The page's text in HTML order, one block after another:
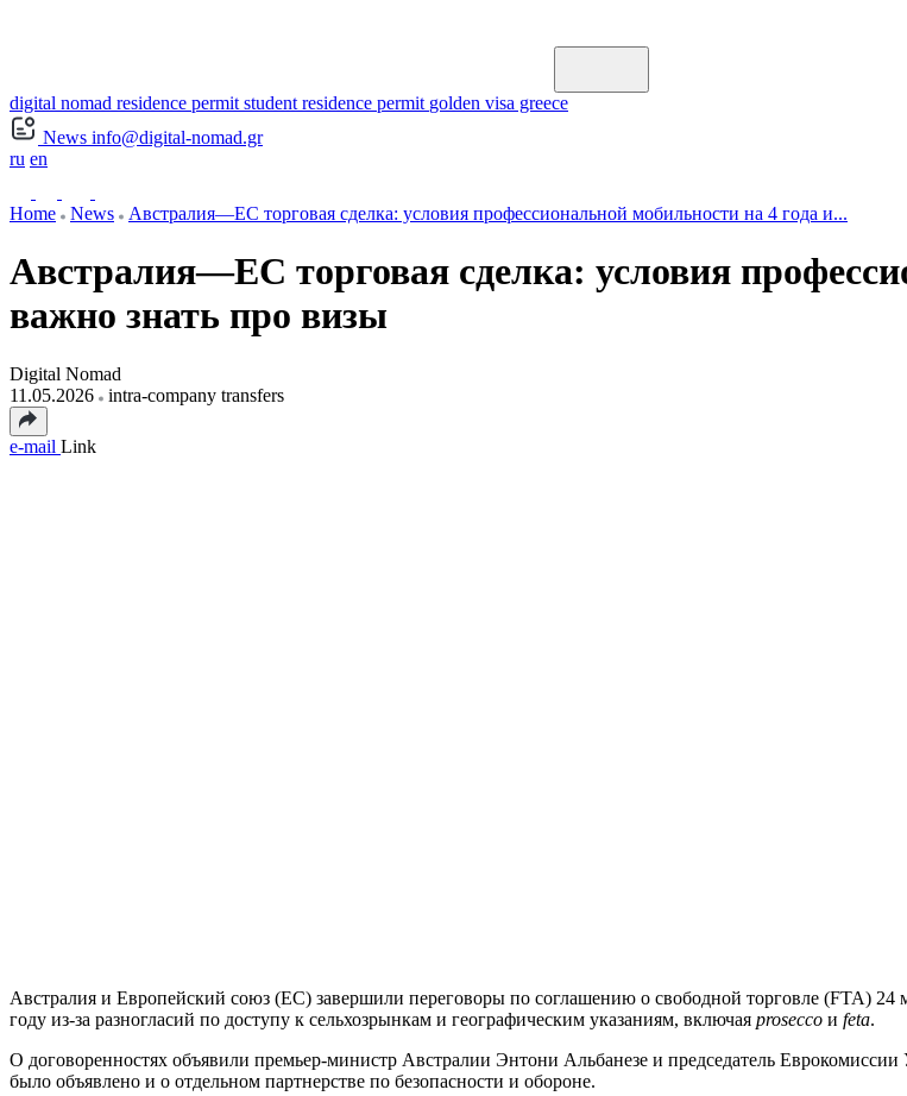
digital nomad residence permit student residence permit golden visa greece
News info@digital-nomad.gr
ru en
Home News Австралия—ЕС торговая сделка: условия профессиональной мобильности на 4 года и...
Австралия—ЕС торговая сделка: условия
важно знать про визы
Digital Nomad
11.05.2026
intra-company transfers
e-mail Link
Австралия и Европейский союз (ЕС) завершили переговоры по соглашению о свободной торговле (FTA) 24
году из‑за разногласий по доступу к сельхозрынкам и географическим указаниям, включая prosecco и feta.
О договоренностях объявили премьер‑министр Австралии Энтони Альбанезе и председатель
было объявлено и о отдельном партнерстве по безопасности и обороне.